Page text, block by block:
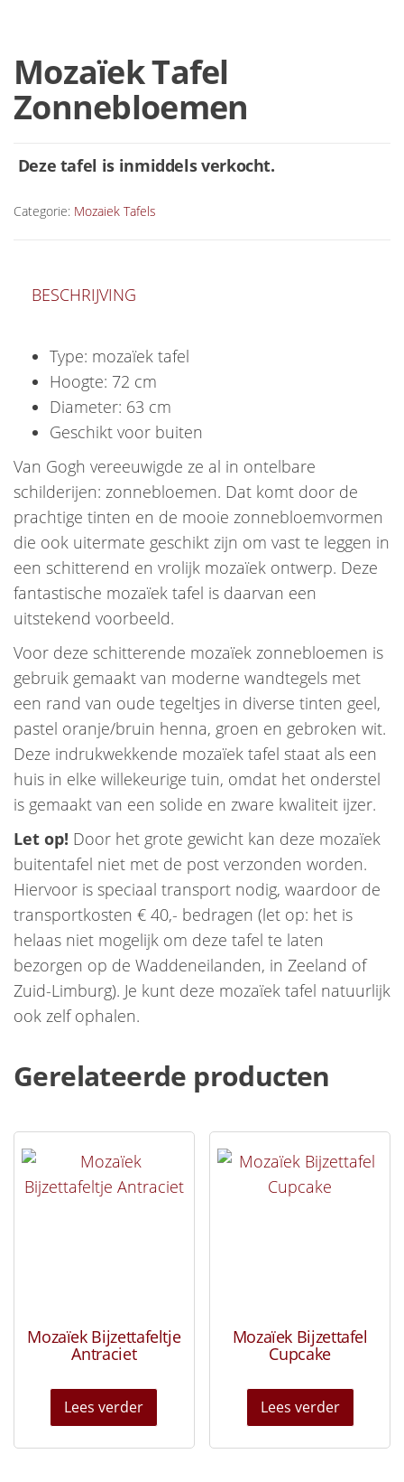
Mozaïek Tafel
Zonnebloemen
Deze tafel is inmiddels verkocht.
Categorie: Mozaiek Tafels
BESCHRIJVING
Type: mozaïek tafel
Hoogte: 72 cm
Diameter: 63 cm
Geschikt voor buiten
Van Gogh vereeuwigde ze al in ontelbare
schilderijen: zonnebloemen. Dat komt door de
prachtige tinten en de mooie zonnebloemvormen
die ook uitermate geschikt zijn om vast te leggen in
een schitterend en vrolijk mozaïek ontwerp. Deze
fantastische mozaïek tafel is daarvan een
uitstekend voorbeeld.
Voor deze schitterende mozaïek zonnebloemen is
gebruik gemaakt van moderne wandtegels met
een rand van oude tegeltjes in diverse tinten geel,
pastel oranje/bruin henna, groen en gebroken wit.
Deze indrukwekkende mozaïek tafel staat als een
huis in elke willekeurige tuin, omdat het onderstel
is gemaakt van een solide en zware kwaliteit ijzer.
Let op! Door het grote gewicht kan deze mozaïek
buitentafel niet met de post verzonden worden.
Hiervoor is speciaal transport nodig, waardoor de
transportkosten € 40,- bedragen (let op: het is
helaas niet mogelijk om deze tafel te laten
bezorgen op de Waddeneilanden, in Zeeland of
Zuid-Limburg). Je kunt deze mozaïek tafel natuurlijk
ook zelf ophalen.
Gerelateerde producten
Mozaïek Bijzettafeltje
Antraciet
Lees verder
Mozaïek Bijzettafel
Cupcake
Lees verder